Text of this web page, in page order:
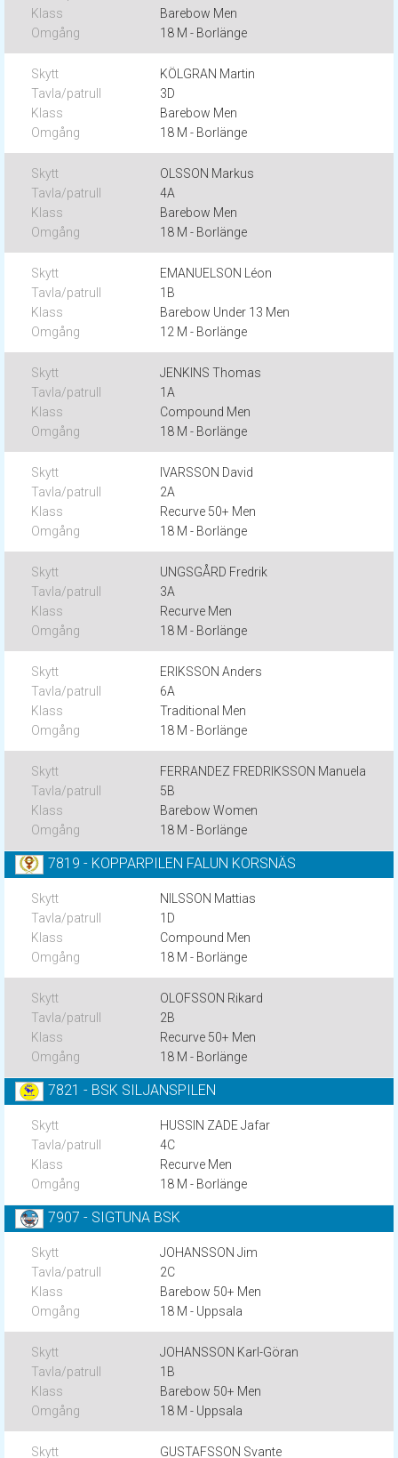
Barebow Men
18 M - Borlänge
KÖLGRAN Martin
3D
Barebow Men
18 M - Borlänge
OLSSON Markus
4A
Barebow Men
18 M - Borlänge
EMANUELSON Léon
1B
Barebow Under 13 Men
12 M - Borlänge
JENKINS Thomas
1A
Compound Men
18 M - Borlänge
IVARSSON David
2A
Recurve 50+ Men
18 M - Borlänge
UNGSGÅRD Fredrik
3A
Recurve Men
18 M - Borlänge
ERIKSSON Anders
6A
Traditional Men
18 M - Borlänge
FERRANDEZ FREDRIKSSON Manuela
5B
Barebow Women
18 M - Borlänge
7819 - KOPPARPILEN FALUN KORSNÄS
NILSSON Mattias
1D
Compound Men
18 M - Borlänge
OLOFSSON Rikard
2B
Recurve 50+ Men
18 M - Borlänge
7821 - BSK SILJANSPILEN
HUSSIN ZADE Jafar
4C
Recurve Men
18 M - Borlänge
7907 - SIGTUNA BSK
JOHANSSON Jim
2C
Barebow 50+ Men
18 M - Uppsala
JOHANSSON Karl-Göran
1B
Barebow 50+ Men
18 M - Uppsala
GUSTAFSSON Svante